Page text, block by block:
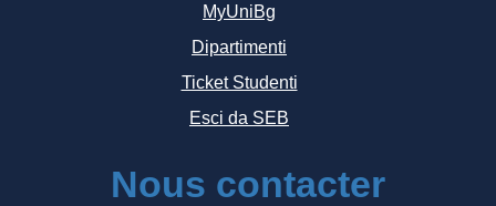
MyUniBg
Dipartimenti
Ticket Studenti
Esci da SEB
Nous contacter